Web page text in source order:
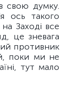
свою думку.
ось такого
Заході все
це зневага
противник
поки ми не
тут мало